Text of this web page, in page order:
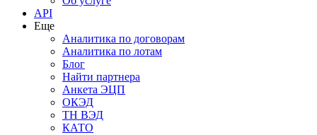
API
Еще
Аналитика по договорам
Аналитика по лотам
Блог
Найти партнера
Анкета ЭЦП
ОКЭД
ТН ВЭД
КАТО